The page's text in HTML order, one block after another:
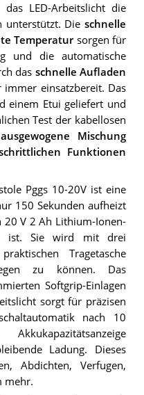
das LED-Arbeitslicht die
unterstützt. Die schnelle
Temperatursorgen für
und die automatische
das schnelle Aufladen
immer einsatzbereit. Das
einem Etui geliefert und
Test der kabellosen
ausgewogene Mischung
Funktionen
Pggs 10-20V ist eine
150 Sekunden aufheizt
V 2 Ah Lithium-Ionen-
ist. Sie wird mit drei
Tragetasche
zu können. Das
Softgrip-Einlagen
sorgt für präzisen
nach 10
Ladung. Dieses
Abdichten, Verfugen,
mehr.